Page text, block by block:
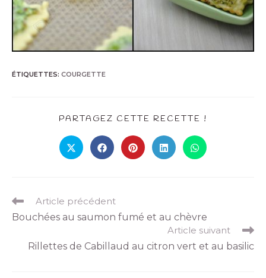
ÉTIQUETTES: COURGETTE
PARTAGEZ CETTE RECETTE !
Article précédent
Bouchées au saumon fumé et au chèvre
Article suivant
Rillettes de Cabillaud au citron vert et au basilic